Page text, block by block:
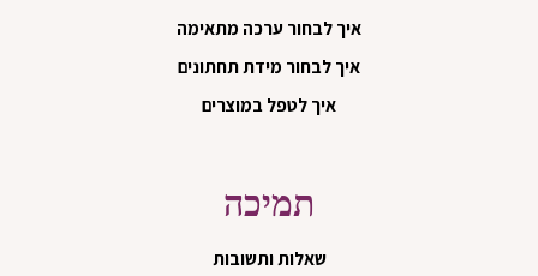
איך לבחור ערכה מתאימה
איך לבחור מידת תחתונים
איך לטפל במוצרים
תמיכה
שאלות ותשובות